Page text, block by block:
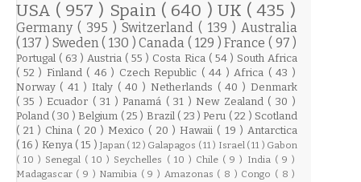
USA ( 957 ) Spain ( 640 ) UK ( 435 )
Germany ( 395 )Switzerland( 139 )Australia
( 137 ) Sweden( 130 )Canada( 129 )France ( 97 )
Portugal ( 63 ) Austria ( 55 ) Costa Rica ( 54 ) South Africa
( 52 ) Finland ( 46 ) Czech Republic ( 44 )Africa ( 43 )
Norway ( 41 ) Italy ( 40 ) Netherlands ( 40 ) Denmark
( 35 ) Ecuador ( 31 ) Panamá ( 31 ) New Zealand ( 30 )
Poland ( 30 ) Belgium ( 25 ) Brazil ( 23 ) Peru ( 22 ) Scotland
( 21 ) China ( 20 ) Mexico ( 20 ) Hawaii ( 19 )Antarctica
( 16 ) Kenya ( 15 ) Japan ( 12 ) Galapagos ( 11 ) Israel ( 11 ) Gabon
( 10 ) Senegal ( 10 ) Seychelles ( 10 ) Chile ( 9 ) India ( 9 )
Madagascar ( 9 ) Namibia ( 9 ) Amazonas ( 8 ) Congo ( 8 )